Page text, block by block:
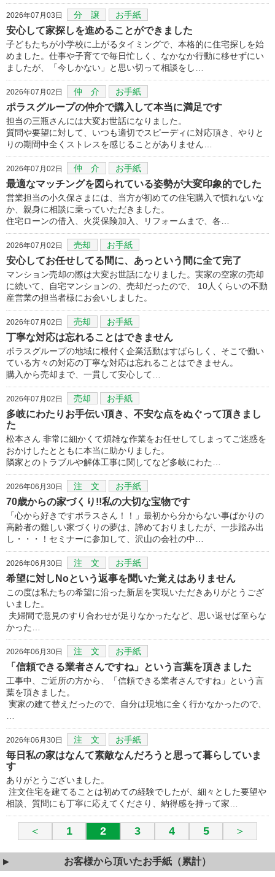
2026年07月03日 分 譲 お手紙
安心して家探しを進めることができました
子どもたちが小学校に上がるタイミングで、本格的に住宅探しを始
めました。仕事や子育てで毎日忙しく、なかなか行動に移せずにい
ましたが、「今しかない」と思い切って相談をし…
2026年07月02日 仲 介 お手紙
ポラスグループの仲介で購入して本当に満足です
担当の三瓶さんには大変お世話になりました。
質問や要望に対して、いつも適切でスピーディに対応頂き、やりと
りの期間中全くストレスを感じることがありません…
2026年07月02日 仲 介 お手紙
最適なマッチングを図られている姿勢が大変印象的でした
営業担当の小久保さまには、当方が初めての住宅購入で慣れないな
か、親身に相談に乗っていただきました。
住宅ローンの借入、火災保険加入、リフォームまで、各…
2026年07月02日 売却 お手紙
安心してお任せしてる間に、あっという間に全て完了
マンション売却の際は大変お世話になりました。実家の空家の売却
に続いて、自宅マンションの、売却だったので、 10人くらいの不動
産営業の担当者様にお会いしました。
2026年07月02日 売却 お手紙
丁寧な対応は忘れることはできません
ポラスグループの地域に根付く企業活動はすばらしく、そこで働い
ている方々の対応の丁寧な対応は忘れることはできません。
購入から売却まで、一貫して安心して…
2026年07月02日 売却 お手紙
多岐にわたりお手伝い頂き、不安な点をぬぐって頂きまし
た
松本さん 非常に細かくて煩雑な作業をお任せしてしまってご迷惑を
おかけしたとともに本当に助かりました。
隣家とのトラブルや解体工事に関してなど多岐にわた…
2026年06月30日 注 文 お手紙
70歳からの家づくり!!私の大切な宝物です
「心から好きですポラスさん！！」最初から分からない事ばかりの
高齢者の難しい家づくりの夢は、諦めておりましたが、一歩踏み出
し・・・！セミナーに参加して、沢山の会社の中…
2026年06月30日 注 文 お手紙
希望に対しNoという返事を聞いた覚えはありません
この度は私たちの希望に沿った新居を実現いただきありがとうござ
いました。
夫婦間で意見のすり合わせが足りなかったなど、思い返せば至らな
かった…
2026年06月30日 注 文 お手紙
「信頼できる業者さんですね」という言葉を頂きました
工事中、ご近所の方から、「信頼できる業者さんですね」という言
葉を頂きました。
実家の建て替えだったので、自分は現地に全く行かなかったので、
2026年06月30日 注 文 お手紙
毎日私の家はなんて素敵なんだろうと思って暮らしていま
す
ありがとうございました。
注文住宅を建てることは初めての経験でしたが、細々とした要望や
相談、質問にも丁寧に応えてくださり、納得感を持って家…
＜ 1 2 3 4 5 ＞
お客様から頂いたお手紙（累計）